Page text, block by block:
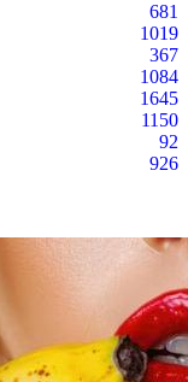
681
1019
367
1084
1645
1150
92
926